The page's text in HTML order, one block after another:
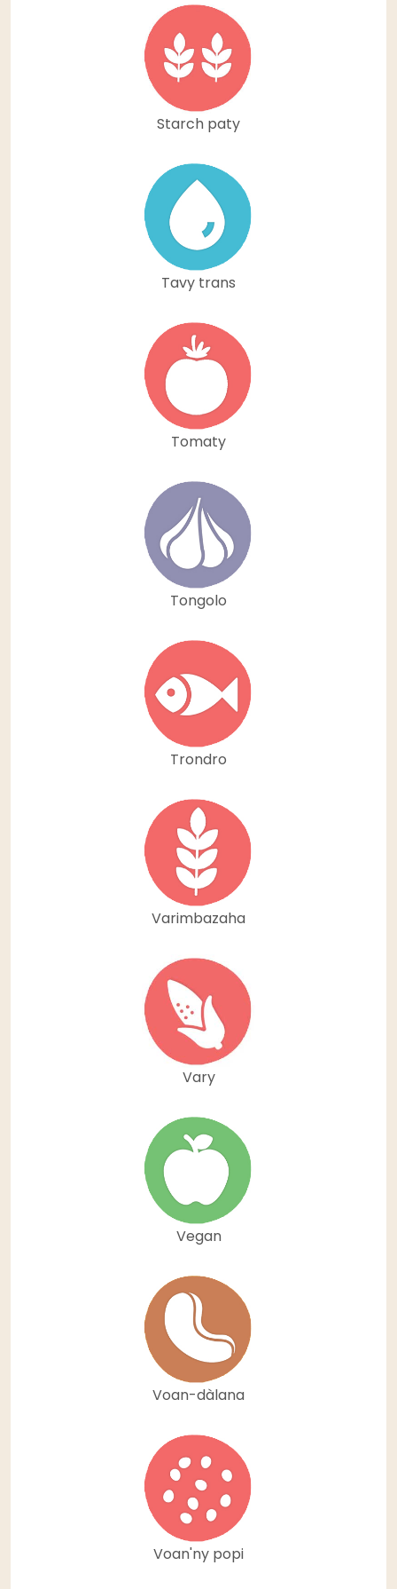
Starch paty
Tavy trans
Tomaty
Tongolo
Trondro
Varimbazaha
Vary
Vegan
Voan-dàlana
Voan'ny popi